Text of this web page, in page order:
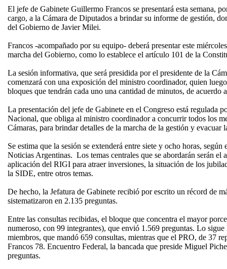
El jefe de Gabinete Guillermo Francos se presentará esta semana,
cargo, a la Cámara de Diputados a brindar su informe de gestión,
del Gobierno de Javier Milei.
Francos -acompañado por su equipo- deberá presentar este
marcha del Gobierno, como lo establece el artículo 101 de la
La sesión informativa, que será presidida por el presidente de la
comenzará con una exposición del ministro coordinador, quien
bloques que tendrán cada uno una cantidad de minutos, de acuerdo
La presentación del jefe de Gabinete en el Congreso está regulada
Nacional, que obliga al ministro coordinador a concurrir todos los
Cámaras, para brindar detalles de la marcha de la gestión y evacuar
Se estima que la sesión se extenderá entre siete y ocho horas, según
Noticias Argentinas. Los temas centrales que se abordarán serán el
aplicación del RIGI para atraer inversiones, la situación de los
la SIDE, entre otros temas.
De hecho, la Jefatura de Gabinete recibió por escrito un récord de
sistematizaron en 2.135 preguntas.
Entre las consultas recibidas, el bloque que concentra el mayor
numeroso, con 99 integrantes), que envió 1.569 preguntas. Lo
miembros, que mandó 659 consultas, mientras que el PRO, de 37
Francos 78. Encuentro Federal, la bancada que preside Miguel
preguntas.